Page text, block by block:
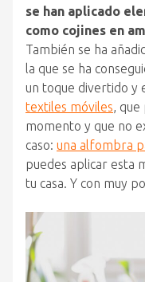
se han aplicado
como cojines en
También se ha
la que se ha
un toque divertido y
textiles móviles, que
momento y que no
caso: una alfombra
puedes aplicar esta
tu casa. Y con muy